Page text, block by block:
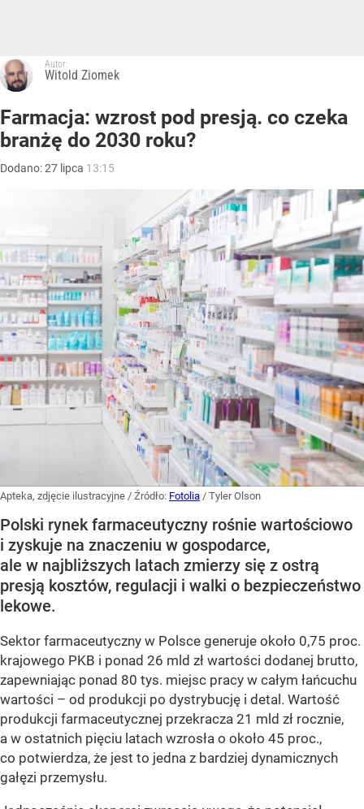
Autor:
Witold Ziomek
Farmacja: wzrost pod presją. co czeka
branżę do 2030 roku?
Dodano:27 lipca 13:15
Apteka, zdjęcie ilustracyjne / Źródło: Fotolia / Tyler Olson
Polski rynek farmaceutyczny rośnie wartościowo
i zyskuje na znaczeniu w gospodarce,
ale w najbliższych latach zmierzy się z ostrą
presją kosztów, regulacji i walki o bezpieczeństwo
lekowe.
Sektor farmaceutyczny w Polsce generuje około 0,75 proc.
krajowego PKB i ponad 26 mld zł wartości dodanej brutto,
zapewniając ponad 80 tys. miejsc pracy w całym łańcuchu
wartości – od produkcji po dystrybucję i detal. Wartość
produkcji farmaceutycznej przekracza 21 mld zł rocznie,
a w ostatnich pięciu latach wzrosła o około 45 proc.,
co potwierdza, że jest to jedna z bardziej dynamicznych
gałęzi przemysłu.